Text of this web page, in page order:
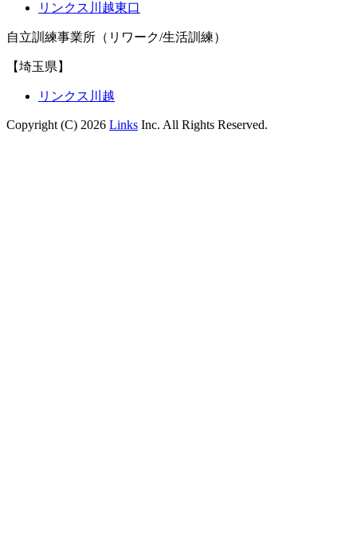
リンクス川越東口
自立訓練事業所（リワーク/生活訓練）
【埼玉県】
リンクス川越
Copyright (C) 2026 Links Inc. All Rights Reserved.